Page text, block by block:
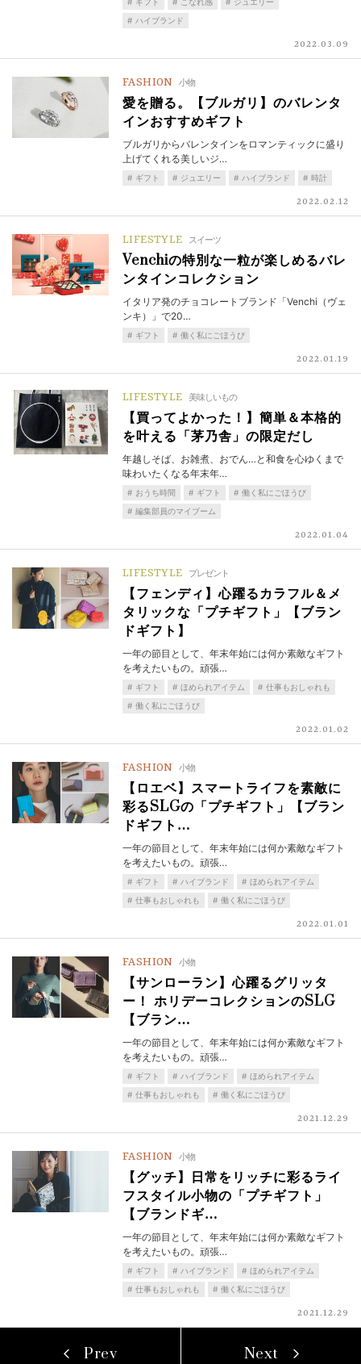
ハイブランド
2022.03.09
FASHION 小物
愛を贈る。【ブルガリ】のバレンタ
インおすすめギフト
ブルガリからバレンタインをロマンティックに盛り
上げてくれる美しいジ…
ギフト ジュエリー ハイブランド 時計
2022.02.12
LIFESTYLE スイーツ
Venchiの特別な一粒が楽しめるバレ
ンタインコレクション
イタリア発のチョコレートブランド「Venchi（ヴェ
ンキ）」で20…
ギフト 働く私にごほうび
2022.01.19
LIFESTYLE 美味しいもの
【買ってよかった！】簡単＆本格的
を叶える「茅乃舎」の限定だし
年越しそば、お雑煮、おでん…と和食を心ゆくまで
味わいたくなる年末年…
おうち時間 ギフト
働く私にごほうび
編集部員のマイブーム
2022.01.04
LIFESTYLE プレゼント
【フェンディ】心躍るカラフル＆メ
タリックな「プチギフト」【ブラン
ドギフト】
一年の節目として、年末年始には何か素敵なギフト
を考えたいもの。頑張…
ギフト ほめられアイテム
仕事もおしゃれも
働く私にごほうび
2022.01.02
FASHION 小物
【ロエベ】スマートライフを素敵に
彩るSLGの「プチギフト」【ブラン
ドギフト…
一年の節目として、年末年始には何か素敵なギフト
を考えたいもの。頑張…
ギフト ハイブランド
ほめられアイテム
仕事もおしゃれも
働く私にごほうび
2022.01.01
FASHION 小物
【サンローラン】心躍るグリッタ
ー！ ホリデーコレクションのSLG
【ブラン…
一年の節目として、年末年始には何か素敵なギフト
を考えたいもの。頑張…
ギフト ハイブランド
ほめられアイテム
仕事もおしゃれも
働く私にごほうび
2021.12.29
FASHION 小物
【グッチ】日常をリッチに彩るライ
フスタイル小物の「プチギフト」
【ブランドギ…
一年の節目として、年末年始には何か素敵なギフト
を考えたいもの。頑張…
ギフト ハイブランド
ほめられアイテム
仕事もおしゃれも
働く私にごほうび
2021.12.29
Prev Next